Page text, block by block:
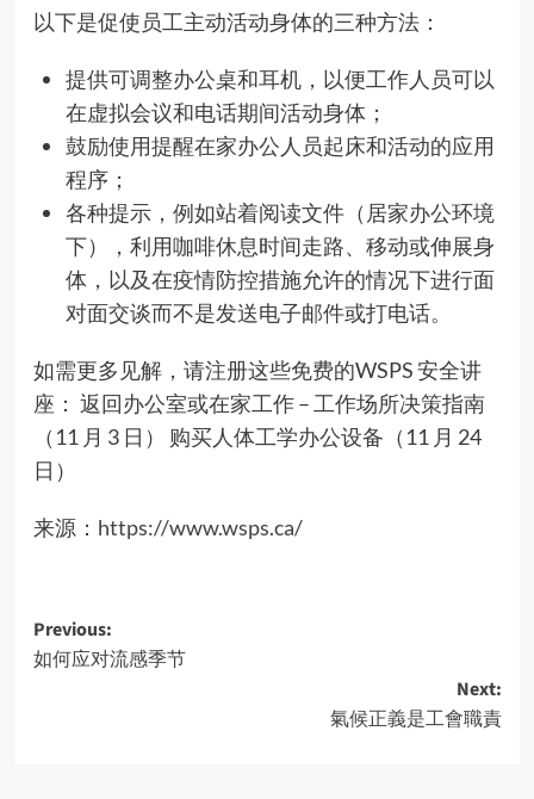
以下是促使员工主动活动身体的三种方法：
提供可调整办公桌和耳机，以便工作人员可以
在虚拟会议和电话期间活动身体；
鼓励使用提醒在家办公人员起床和活动的应用
程序；
各种提示，例如站着阅读文件（居家办公环境
下），利用咖啡休息时间走路、移动或伸展身
体，以及在疫情防控措施允许的情况下进行面
对面交谈而不是发送电子邮件或打电话。
如需更多见解，请注册这些免费的WSPS 安全讲
座： 返回办公室或在家工作 – 工作场所决策指南
（11 月 3 日） 购买人体工学办公设备（11 月 24
日）
来源： https://www.wsps.ca/
Post
navigation
Previous:
如何应对流感季节
Next:
氣候正義是工會職責